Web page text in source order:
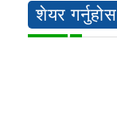
शेयर गर्नुहोस